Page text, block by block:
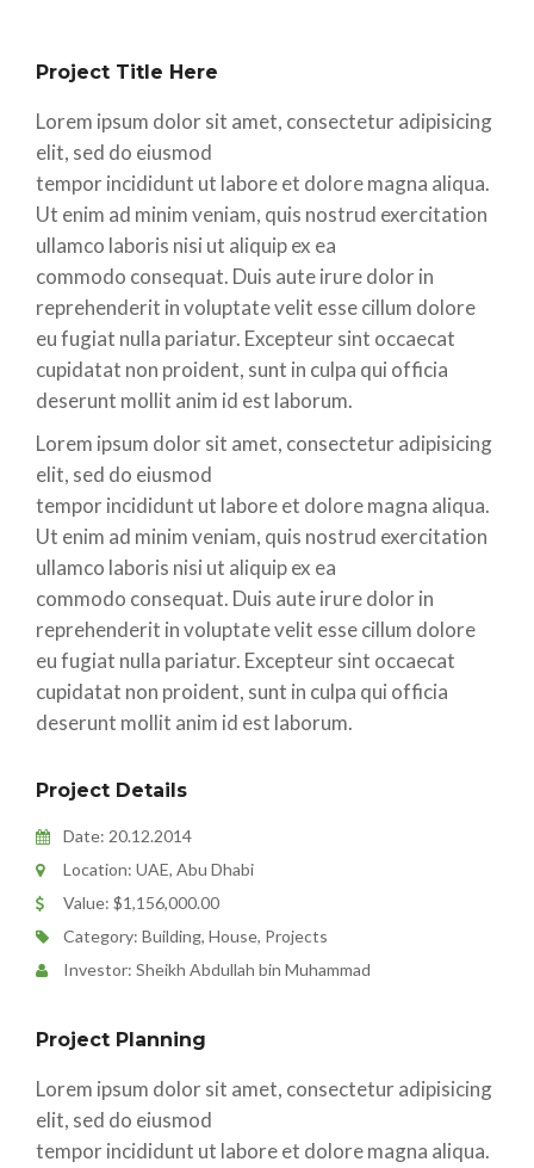
Project Title Here
Lorem ipsum dolor sit amet, consectetur adipisicing
elit, sed do eiusmod
tempor incididunt ut labore et dolore magna aliqua.
Ut enim ad minim veniam, quis nostrud exercitation
ullamco laboris nisi ut aliquip ex ea
commodo consequat. Duis aute irure dolor in
reprehenderit in voluptate velit esse cillum dolore
eu fugiat nulla pariatur. Excepteur sint occaecat
cupidatat non proident, sunt in culpa qui officia
deserunt mollit anim id est laborum.
Lorem ipsum dolor sit amet, consectetur adipisicing
elit, sed do eiusmod
tempor incididunt ut labore et dolore magna aliqua.
Ut enim ad minim veniam, quis nostrud exercitation
ullamco laboris nisi ut aliquip ex ea
commodo consequat. Duis aute irure dolor in
reprehenderit in voluptate velit esse cillum dolore
eu fugiat nulla pariatur. Excepteur sint occaecat
cupidatat non proident, sunt in culpa qui officia
deserunt mollit anim id est laborum.
Project Details
Date: 20.12.2014
Location: UAE, Abu Dhabi
Value: $1,156,000.00
Category: Building, House, Projects
Investor: Sheikh Abdullah bin Muhammad
Project Planning
Lorem ipsum dolor sit amet, consectetur adipisicing
elit, sed do eiusmod
tempor incididunt ut labore et dolore magna aliqua.